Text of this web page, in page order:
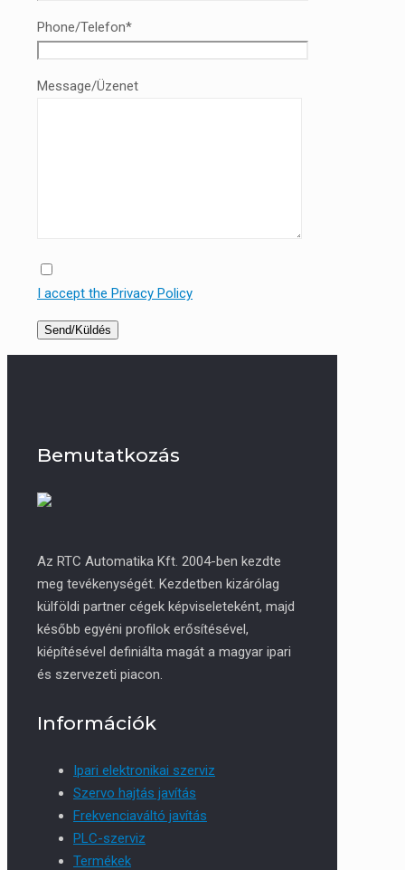
Phone/Telefon*
Message/Üzenet
I accept the Privacy Policy
Bemutatkozás
Az RTC Automatika Kft. 2004-ben kezdte
meg tevékenységét. Kezdetben kizárólag
külföldi partner cégek képviseleteként, majd
később egyéni profilok erősítésével,
kiépítésével definiálta magát a magyar ipari
és szervezeti piacon.
Információk
Ipari elektronikai szerviz
Szervo hajtás javítás
Frekvenciaváltó javítás
PLC-szerviz
Termékek